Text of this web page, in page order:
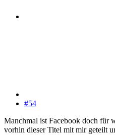
#54
Manchmal ist Facebook doch für
vorhin dieser Titel mit mir geteilt